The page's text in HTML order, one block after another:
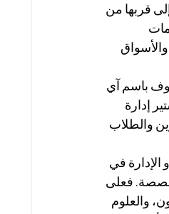
قربها من
باسم آي
إدارة
والطلاب
في
فعلى
والعلوم